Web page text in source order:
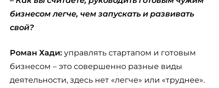
бизнесом легче, чем запускать и развивать
свой?
Роман Хади: управлять стартапом и готовым
бизнесом – это совершенно разные виды
деятельности, здесь нет «легче» или «труднее».